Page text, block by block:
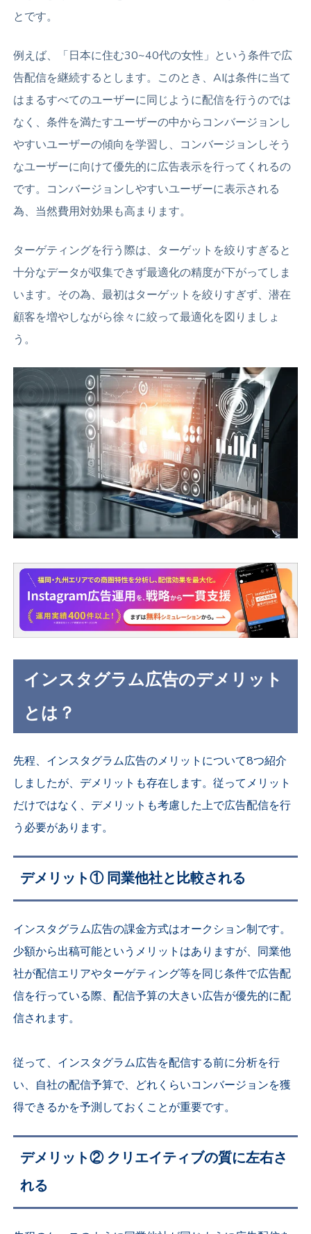
とです。
例えば、「日本に住む30~40代の女性」という条件で広
告配信を継続するとします。このとき、AIは条件に当て
はまるすべてのユーザーに同じように配信を行うのでは
なく、条件を満たすユーザーの中からコンバージョンし
やすいユーザーの傾向を学習し、コンバージョンしそう
なユーザーに向けて優先的に広告表示を行ってくれるの
です。コンバージョンしやすいユーザーに表示される
為、当然費用対効果も高まります。
ターゲティングを行う際は、ターゲットを絞りすぎると
十分なデータが収集できず最適化の精度が下がってしま
います。その為、最初はターゲットを絞りすぎず、潜在
顧客を増やしながら徐々に絞って最適化を図りましょ
う。
インスタグラム広告のデメリット
とは？
先程、インスタグラム広告のメリットについて8つ紹介
しましたが、デメリットも存在します。従ってメリット
だけではなく、デメリットも考慮した上で広告配信を行
う必要があります。
デメリット① 同業他社と比較される
インスタグラム広告の課金方式はオークション制です。
少額から出稿可能というメリットはありますが、同業他
社が配信エリアやターゲティング等を同じ条件で広告配
信を行っている際、配信予算の大きい広告が優先的に配
信されます。
従って、インスタグラム広告を配信する前に分析を行
い、自社の配信予算で、どれくらいコンバージョンを獲
得できるかを予測しておくことが重要です。
デメリット② クリエイティブの質に左右さ
れる